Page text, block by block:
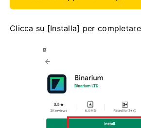
Clicca su [Installa] per